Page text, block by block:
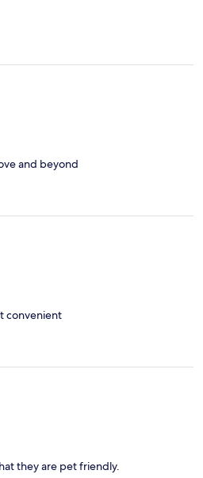
and beyond
convenient
they are pet friendly.